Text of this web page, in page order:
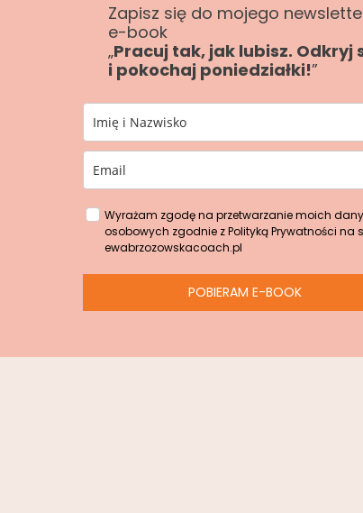
Zapisz się do mojego
e-book
„Pracuj tak, jak lubisz. Odkryj
i pokochaj poniedziałki!”
Wyrażam zgodę na przetwarzanie moich
osobowych zgodnie z Polityką Prywatności na
ewabrzozowskacoach.pl
POBIERAM E-BOOK